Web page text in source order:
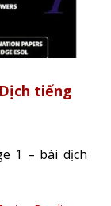
tiếng
1 – bài dịch